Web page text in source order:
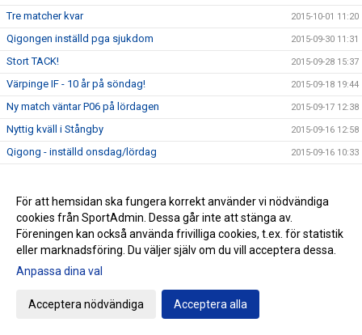
Tre matcher kvar 2015-10-01 11:20
Qigongen inställd pga sjukdom 2015-09-30 11:31
Stort TACK! 2015-09-28 15:37
Värpinge IF - 10 år på söndag! 2015-09-18 19:44
Ny match väntar P06 på lördagen 2015-09-17 12:38
Nyttig kväll i Stångby 2015-09-16 12:58
Qigong - inställd onsdag/lördag 2015-09-16 10:33
Fartfylld morgon 2015-09-12 12:25
Nytt möte med GIF Nike på Fågelvallen 2015-09-11 16:50
Insamling av kläder lördag 2015-09-11 12:52
Jämnt i Dalby
ZumbaMarathon på Fågelskolans matsal - lördag
För att hemsidan ska fungera korrekt använder vi nödvändiga
cookies från SportAdmin. Dessa går inte att stänga av.
Föreningen kan också använda frivilliga cookies, t.ex. för statistik
eller marknadsföring. Du väljer själv om du vill acceptera dessa.
Anpassa dina val
Acceptera nödvändiga Acceptera alla